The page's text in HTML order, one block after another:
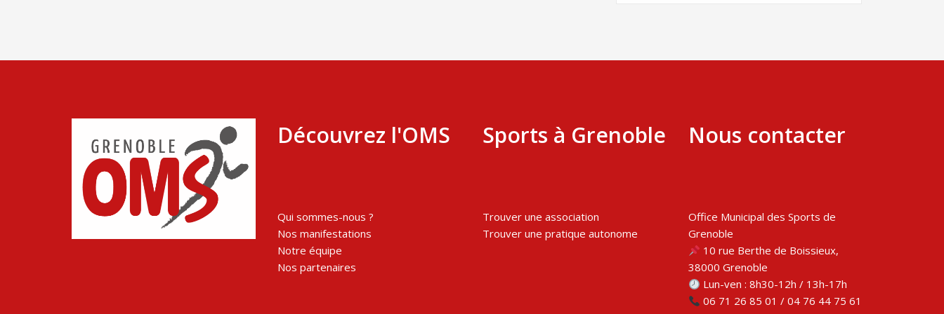
Découvrez l'OMS
Qui sommes-nous ?
Nos manifestations
Notre équipe
Nos partenaires
Sports à Grenoble
Trouver une association
Trouver une pratique autonome
Nous contacter
Office Municipal des Sports de
Grenoble
10 rue Berthe de Boissieux,
38000 Grenoble
Lun-ven : 8h30-12h / 13h-17h
06 71 26 85 01 / 04 76 44 75 61